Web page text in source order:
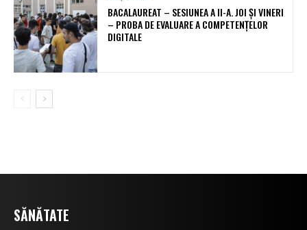
BACALAUREAT – SESIUNEA A II-A. JOI ȘI VINERI
– PROBA DE EVALUARE A COMPETENȚELOR
DIGITALE
SĂNĂTATE